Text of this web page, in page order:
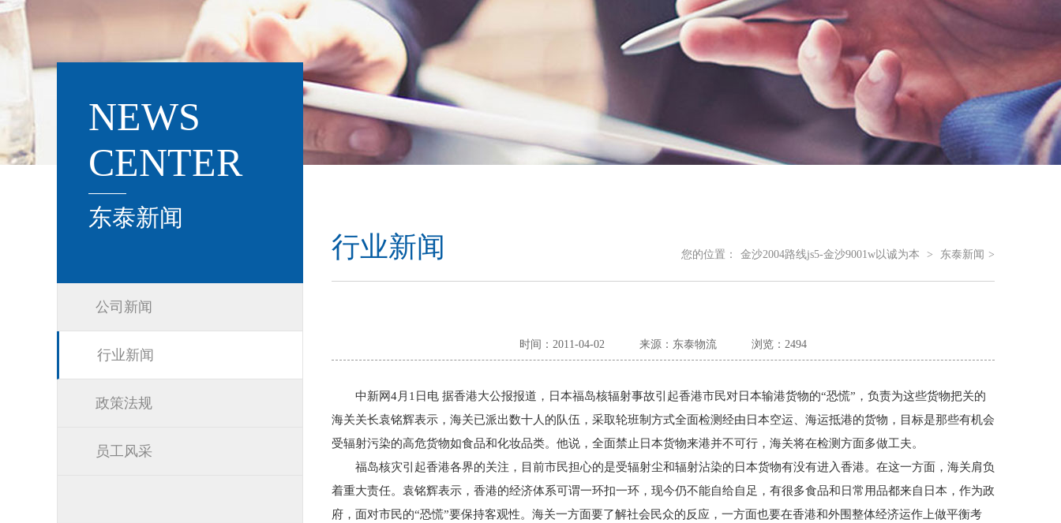
NEWS
CENTER
东泰新闻
公司新闻
行业新闻
政策法规
员工风采
行业新闻 您的位置： 金沙2004路线js5-金沙9001w以诚为本 > 东泰新闻 >
时间：2011-04-02 来源：东泰物流 浏览：2494
中新网4月1日电 据香港大公报报道，日本福岛核辐射事故引起香港市民对日本输港货物的“恐慌”，负责为这些货物把关的
海关关长袁铭辉表示，海关已派出数十人的队伍，采取轮班制方式全面检测经由日本空运、海运抵港的货物，目标是那些有机会
受辐射污染的高危货物如食品和化妆品类。他说，全面禁止日本货物来港并不可行，海关将在检测方面多做工夫。
福岛核灾引起香港各界的关注，目前市民担心的是受辐射尘和辐射沾染的日本货物有没有进入香港。在这一方面，海关肩负
着重大责任。袁铭辉表示，香港的经济体系可谓一环扣一环，现今仍不能自给自足，有很多食品和日常用品都来自日本，作为政
府，面对市民的“恐慌”要保持客观性。海关一方面要了解社会民众的反应，一方面也要在香港和外围整体经济运作上做平衡考